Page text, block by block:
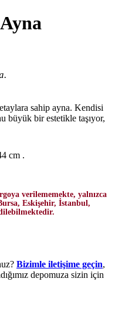
sahip ayna. Kendisi
büyük bir estetikle taşıyor,
cm .
verilememekte, yalnızca
Eskişehir, İstanbul,
Bizimle iletişime geçin,
depomuza sizin için